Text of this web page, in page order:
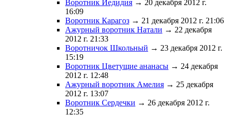
Воротник Иедидия → 20 декабря 2012 г.
16:09
Воротник Карагоз → 21 декабря 2012 г. 21:06
Ажурный воротник Натали → 22 декабря
2012 г. 21:33
Воротничок Школьный → 23 декабря 2012 г.
15:19
Воротник Цветущие ананасы → 24 декабря
2012 г. 12:48
Ажурный воротник Амелия → 25 декабря
2012 г. 13:07
Воротник Сердечки → 26 декабря 2012 г.
12:35